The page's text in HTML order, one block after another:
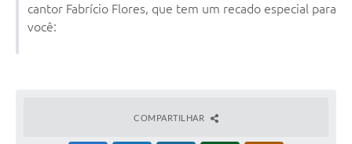
cantor Fabrício Flores, que tem um recado especial para
você:
COMPARTILHAR